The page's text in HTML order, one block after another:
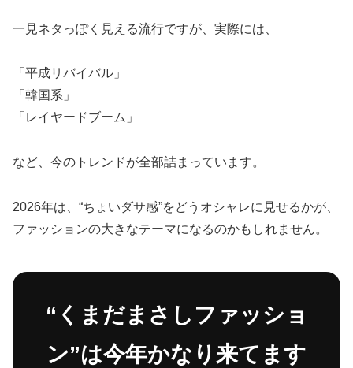
一見ネタっぽく見える流行ですが、実際には、
「平成リバイバル」
「韓国系」
「レイヤードブーム」
など、今のトレンドが全部詰まっています。
2026年は、“ちょいダサ感”をどうオシャレに見せるかが、
ファッションの大きなテーマになるのかもしれません。
“くまだまさしファッショ
ン”は今年かなり来てます